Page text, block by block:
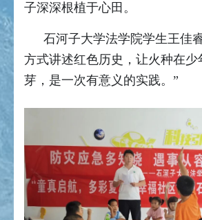
子深深根植于心田。
石河子大学法学院学生王佳
方式讲述红色历史，让火种在少
芽，是一次有意义的实践。”